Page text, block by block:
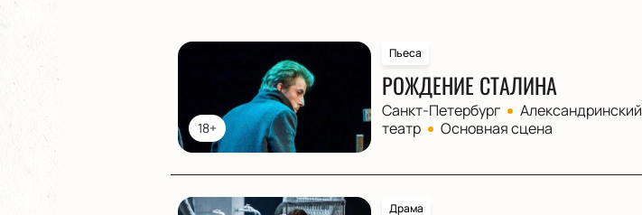
18+
Пьеса
РОЖДЕНИЕ СТАЛИНА
Санкт-Петербург
Александринский
театр
Основная сцена
Драма